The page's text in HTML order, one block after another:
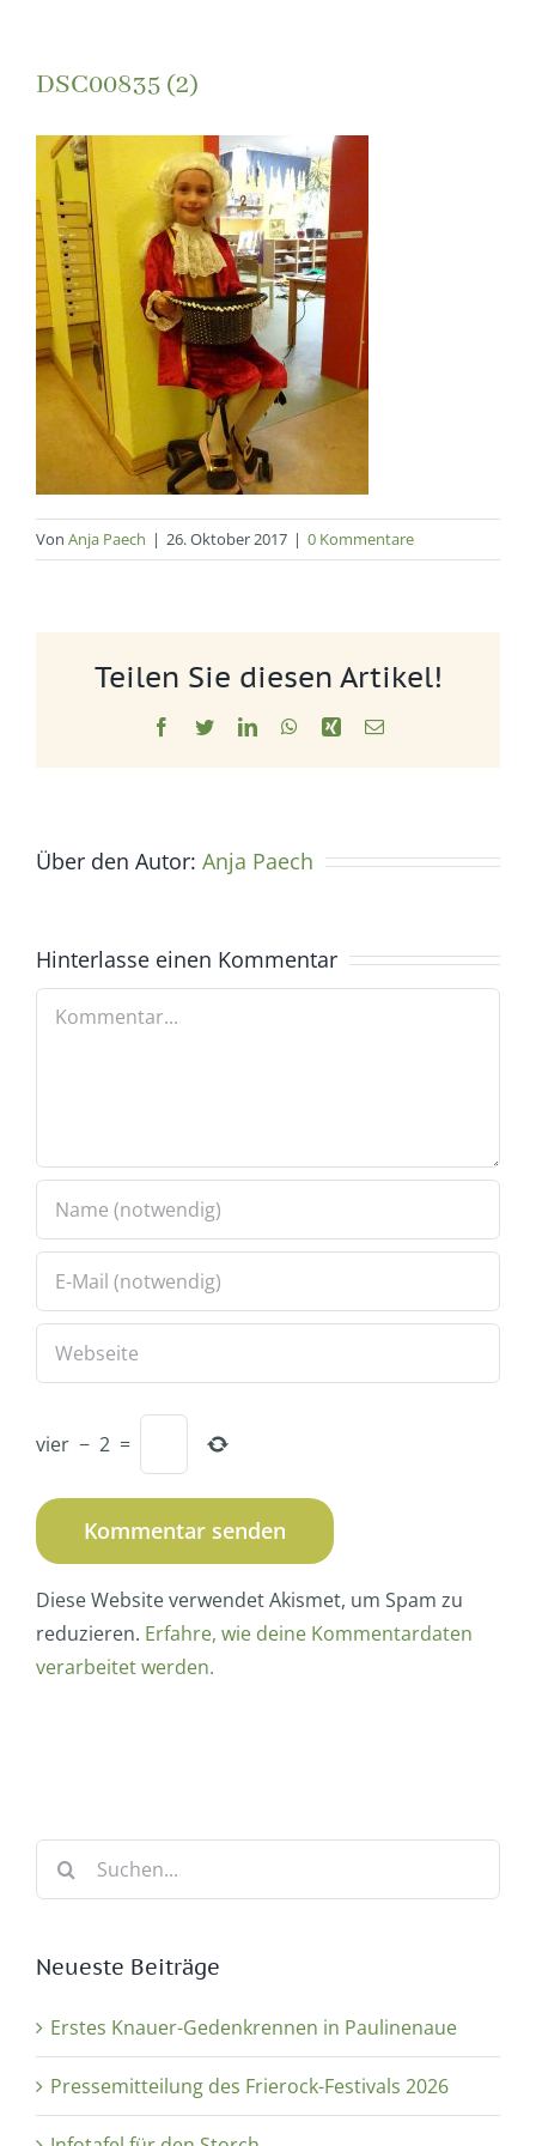
DSC00835 (2)
Von Anja Paech | 26. Oktober 2017 | 0 Kommentare
Teilen Sie diesen Artikel!
Facebook
TwitterLinkedInWhatsApp
Xing E-
Über den Autor: Anja Paech
Hinterlasse einen Kommentar
Kommentar
vier − 2 =
Diese Website verwendet Akismet, um Spam zu
reduzieren. Erfahre, wie deine Kommentardaten
verarbeitet werden.
Suche
Neueste Beiträge
Erstes Knauer-Gedenkrennen in Paulinenaue
Pressemitteilung des Frierock-Festivals 2026